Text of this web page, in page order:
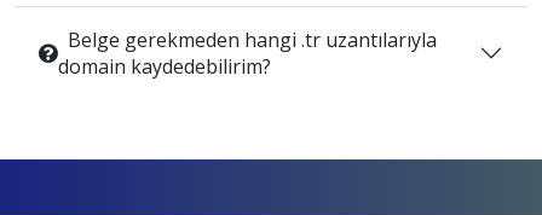
Belge gerekmeden hangi .tr uzantılarıyla
domain kaydedebilirim?